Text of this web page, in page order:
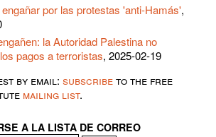
por las protestas 'anti-Hamás',
la Autoridad Palestina no
pagos a terroristas, 2025-02-19
by email: subscribeto the free
mailing list.
A LA LISTA DE CORREO